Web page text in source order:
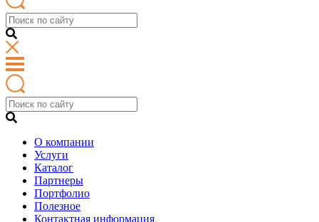
О компании
Услуги
Каталог
Партнеры
Портфолио
Полезное
Контактная информация